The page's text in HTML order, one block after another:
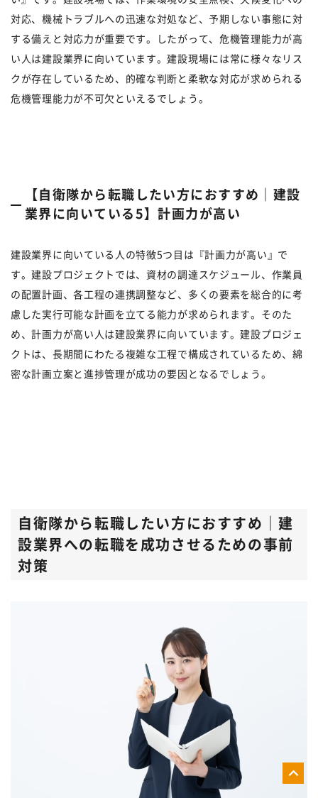
対応、機械トラブルへの迅速な対処など、予期しない事態に対
する備えと対応力が重要です。したがって、危機管理能力が高
い人は建設業界に向いています。建設現場には常に様々なリス
クが存在しているため、的確な判断と柔軟な対応が求められる
危機管理能力が不可欠といえるでしょう。
【自衛隊から転職したい方におすすめ｜建設
業界に向いている5】計画力が高い
建設業界に向いている人の特徴5つ目は『計画力が高い』で
す。建設プロジェクトでは、資材の調達スケジュール、作業員
の配置計画、各工程の連携調整など、多くの要素を総合的に考
慮した実行可能な計画を立てる能力が求められます。そのた
め、計画力が高い人は建設業界に向いています。建設プロジェ
クトは、長期間にわたる複雑な工程で構成されているため、綿
密な計画立案と進捗管理が成功の要因となるでしょう。
自衛隊から転職したい方におすすめ｜建
設業界への転職を成功させるための事前
対策